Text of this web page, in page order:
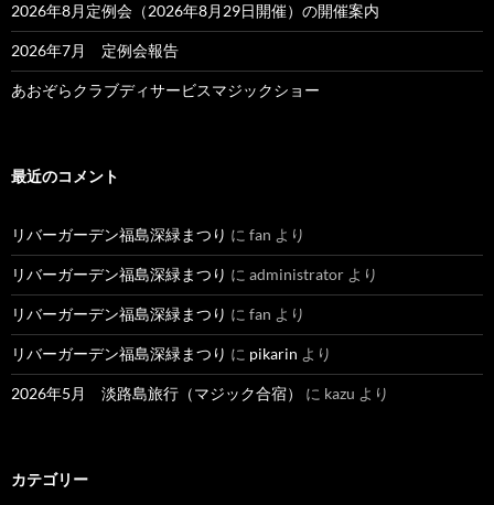
2026年8月定例会（2026年8月29日開催）の開催案内
2026年7月 定例会報告
あおぞらクラブディサービスマジックショー
最近のコメント
リバーガーデン福島深緑まつり に fan より
リバーガーデン福島深緑まつり に administrator より
リバーガーデン福島深緑まつり に fan より
リバーガーデン福島深緑まつり に pikarin より
2026年5月 淡路島旅行（マジック合宿） に kazu より
カテゴリー